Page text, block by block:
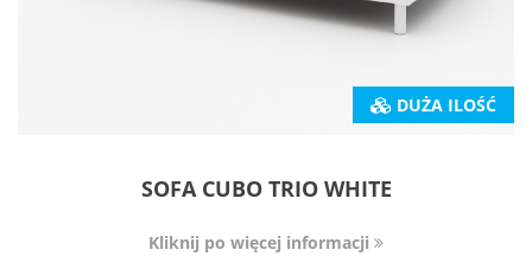
DUŻA ILOŚĆ
SOFA CUBO TRIO WHITE
Kliknij po więcej informacji